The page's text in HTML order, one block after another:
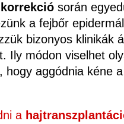
során
a fejbőr
bizonyos klinikák
Ily módon viselhet
hogy aggódnia kéne
a